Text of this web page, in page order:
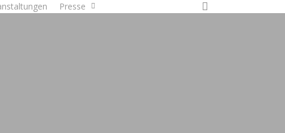
Presse